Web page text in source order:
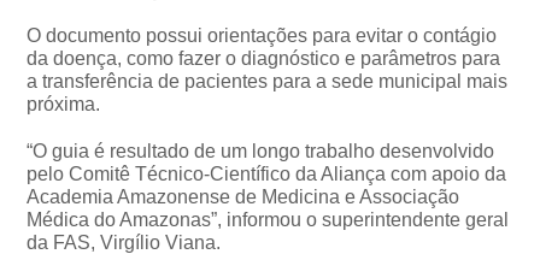
O documento possui orientações para evitar o contágio
da doença, como fazer o diagnóstico e parâmetros para
a transferência de pacientes para a sede municipal mais
próxima.
“O guia é resultado de um longo trabalho desenvolvido
pelo Comitê Técnico-Científico da Aliança com apoio da
Academia Amazonense de Medicina e Associação
Médica do Amazonas”, informou o superintendente geral
da FAS, Virgílio Viana.